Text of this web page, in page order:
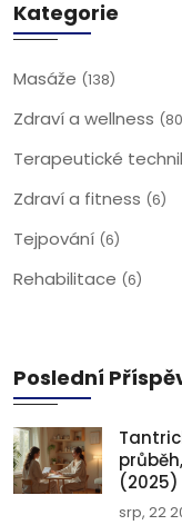
Kategorie
Masáže (138)
Zdraví a wellness
Terapeutické
Zdraví a fitness (6)
Tejpování (6)
Rehabilitace (6)
Poslední
(2025)
srp, 22